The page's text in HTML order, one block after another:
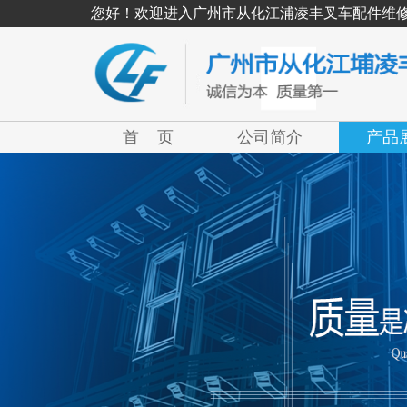
您好！欢迎进入广州市从化江浦凌丰叉车配件维
首 页 公司简介 产品